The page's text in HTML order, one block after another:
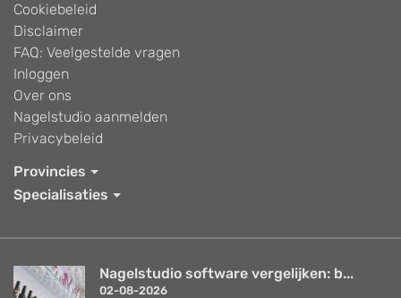
Cookiebeleid
Disclaimer
FAQ: Veelgestelde vragen
Inloggen
Over ons
Nagelstudio aanmelden
Privacybeleid
Provincies
Specialisaties
Nagelstudio software vergelijken: b...
02-08-2026